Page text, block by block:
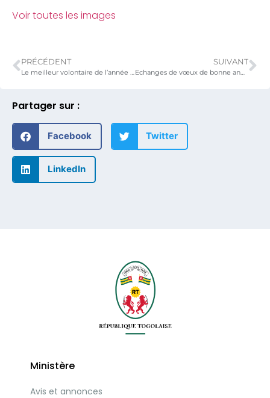
Partager sur :
Facebook Twitter
LinkedIn
Voir toutes les images
PRÉCÉDENT SUIVANT
Echanges de vœux de bonne année au MDBJEJ
Ministère
Avis et annonces